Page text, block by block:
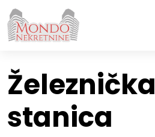
Železnička
stanica